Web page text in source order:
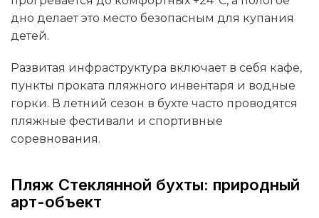
дно делает это место безопасным для купания
детей.
Развитая инфраструктура включает в себя кафе,
пункты проката пляжного инвентаря и водные
горки. В летний сезон в бухте часто проводятся
пляжные фестивали и спортивные
соревнования.
Пляж Стеклянной бухты: природный
арт-объект